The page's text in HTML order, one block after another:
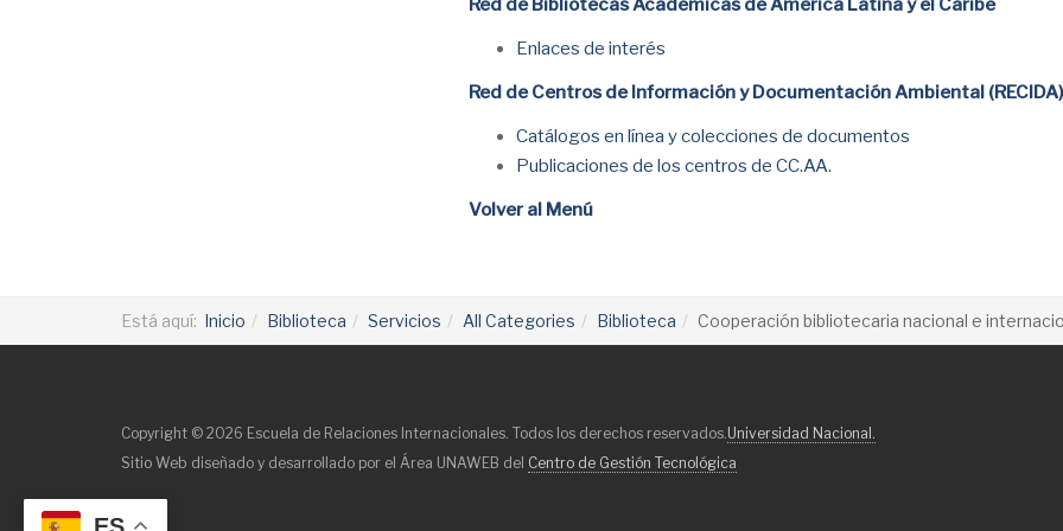
Red de Bibliotecas Académicas de América Latina y el Caribe
Enlaces de interés
Red de Centros de Información y Documentación Ambiental (RECIDA)
Catálogos en línea y colecciones de documentos
Publicaciones de los centros de CC.AA.
Volver al Menú
Está aquí: Inicio Biblioteca Servicios All Categories Biblioteca Cooperación bibliotecaria nacional e
Copyright © 2026 Escuela de Relaciones Internacionales. Todos los derechos reservados.Universidad Nacional.
Sitio Web diseñado y desarrollado por el Área UNAWEB del Centro de Gestión Tecnológica